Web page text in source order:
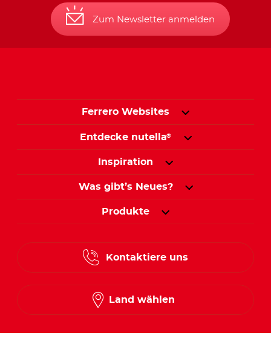
Zum Newsletter anmelden
Ferrero Websites
Entdecke nutella®
Inspiration
Was gibt’s Neues?
Produkte
Kontaktiere uns
Land wählen